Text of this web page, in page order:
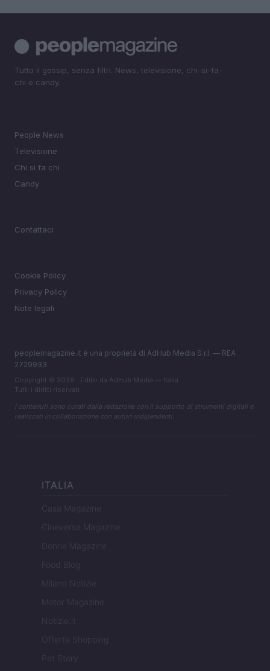
Tutto il gossip, senza filtri. News, televisione, chi-si-fa-
chi e candy.
People News
Televisione
Chi si fa chi
Candy
Contattaci
Cookie Policy
Privacy Policy
Note legali
peoplemagazine.it è una proprietà di AdHub Media S.r.l. — REA
2729933
Copyright © 2026 · Edito da AdHub Media — Italia
Tutti i diritti riservati
I contenuti sono curati dalla redazione con il supporto di strumenti digitali e
realizzati in collaborazione con autori indipendenti.
ITALIA
Casa Magazine
Cineverse Magazine
Donne Magazine
Food Blog
Milano Notizie
Motor Magazine
Notizie.it
Offerte Shopping
Pet Story